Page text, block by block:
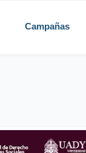
Campañas